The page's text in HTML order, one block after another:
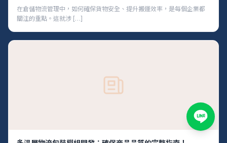
在倉儲物流管理中，如何確保貨物安全、提升搬運效率，是每個企業都
關注的重點。這就涉 […]